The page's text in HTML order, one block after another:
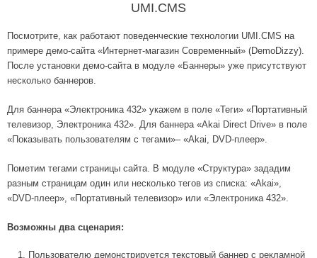
UMI.CMS
Посмотрите, как работают поведенческие технологии UMI.CMS на
примере демо-сайта «Интернет-магазин Современный» (DemoDizzy).
После установки демо-сайта в модуле «Баннеры» уже присутствуют
несколько баннеров.
Для баннера «Электроника 432» укажем в поле «Теги» «Портативный
телевизор, Электроника 432». Для баннера «Akai Direct Drive» в поле
«Показывать пользователям с тегами»– «Akai, DVD-плеер».
Пометим тегами страницы сайта. В модуле «Структура» зададим
разным страницам один или несколько тегов из списка: «Akai»,
«DVD-плеер», «Портативный телевизор» или «Электроника 432».
Возможны два сценария:
Пользователю демонстрируется текстовый баннер с рекламной